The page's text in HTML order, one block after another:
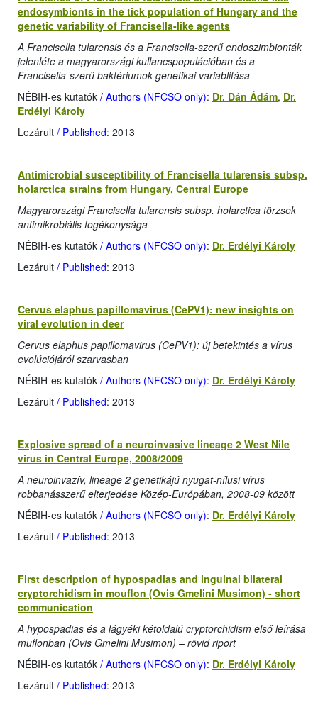
endosymbionts in the tick population of Hungary and the
genetic variability of Francisella-like agents
A Francisella tularensis és a Francisella-szerű endoszimbionták
jelenléte a magyarországi kullancspopulációban és a
Francisella-szerű baktériumok genetikai variablitása
NÉBIH-es kutatók / Authors (NFCSO only): Dr. Dán Ádám, Dr.
Erdélyi Károly
Lezárult / Published: 2013
Antimicrobial susceptibility of Francisella tularensis subsp.
holarctica strains from Hungary, Central Europe
Magyarországi Francisella tularensis subsp. holarctica törzsek
antimikrobiális fogékonysága
NÉBIH-es kutatók / Authors (NFCSO only): Dr. Erdélyi Károly
Lezárult / Published: 2013
Cervus elaphus papillomavirus (CePV1): new insights on
viral evolution in deer
Cervus elaphus papillomavirus (CePV1): új betekintés a vírus
evolúciójáról szarvasban
NÉBIH-es kutatók / Authors (NFCSO only): Dr. Erdélyi Károly
Lezárult / Published: 2013
Explosive spread of a neuroinvasive lineage 2 West Nile
virus in Central Europe, 2008/2009
A neuroinvazív, lineage 2 genetikájú nyugat-nílusi vírus
robbanásszerű elterjedése Közép-Európában, 2008-09 között
NÉBIH-es kutatók / Authors (NFCSO only): Dr. Erdélyi Károly
Lezárult / Published: 2013
First description of hypospadias and inguinal bilateral
cryptorchidism in mouflon (Ovis Gmelini Musimon) - short
communication
A hypospadias és a lágyéki kétoldalú cryptorchidism első leírása
muflonban (Ovis Gmelini Musimon) – rövid riport
NÉBIH-es kutatók / Authors (NFCSO only): Dr. Erdélyi Károly
Lezárult / Published: 2013